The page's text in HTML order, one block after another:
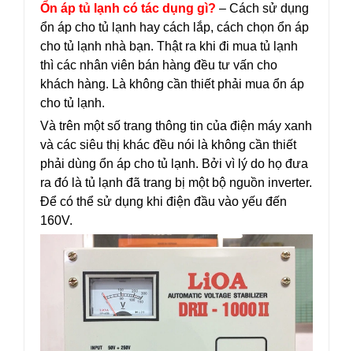
Ổn áp tủ lạnh có tác dụng gì? – Cách sử dụng
ổn áp cho tủ lạnh hay cách lắp, cách chọn ổn áp
cho tủ lạnh nhà bạn. Thật ra khi đi mua tủ lạnh
thì các nhân viên bán hàng đều tư vấn cho
khách hàng. Là không cần thiết phải mua ổn áp
cho tủ lạnh.
Và trên một số trang thông tin của điện máy xanh
và các siêu thị khác đều nói là không cần thiết
phải dùng ổn áp cho tủ lạnh. Bởi vì lý do họ đưa
ra đó là tủ lạnh đã trang bị một bộ nguồn inverter.
Để có thể sử dụng khi điện đầu vào yếu đến
160V.